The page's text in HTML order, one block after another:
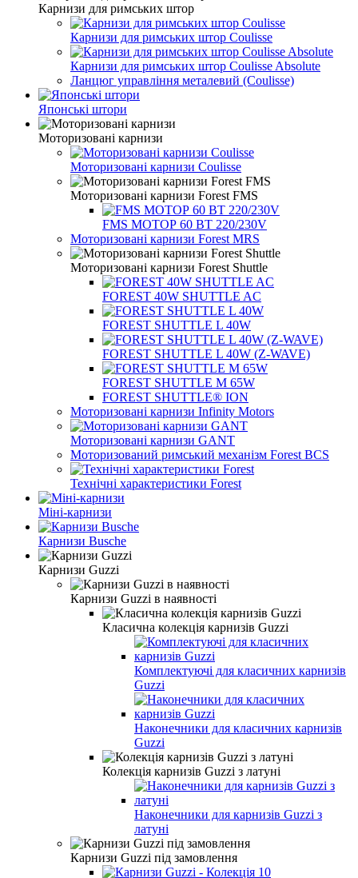
Карнизи для римських штор
Карнизи для римських штор Coulisse
Карнизи для римських штор Coulisse Absolute
Ланцюг управління металевий (Coulisse)
Японські штори
Моторизовані карнизи
Моторизовані карнизи Coulisse
Моторизовані карнизи Forest FMS
FMS МОТОР 60 ВТ 220/230V
Моторизовані карнизи Forest MRS
Моторизовані карнизи Forest Shuttle
FOREST 40W SHUTTLE AC
FOREST SHUTTLE L 40W
FOREST SHUTTLE L 40W (Z-WAVE)
FOREST SHUTTLE M 65W
FOREST SHUTTLE® ION
Моторизовані карнизи Infinity Motors
Моторизовані карнизи GANT
Моторизований римський механізм Forest BCS
Технічні характеристики Forest
Міні-карнизи
Карнизи Busche
Карнизи Guzzi
Карнизи Guzzi в наявності
Класична колекція карнизів Guzzi
Комплектуючі для класичних карнизів
Guzzi
Наконечники для класичних карнизів
Guzzi
Колекція карнизів Guzzi з латуні
Наконечники для карнизів Guzzi з
латуні
Карнизи Guzzi під замовлення